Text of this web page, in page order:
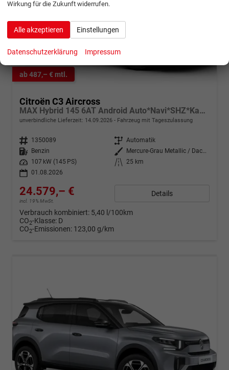
ab 487,– € mtl.
Citroën C3 Aircross
MAX Hybrid 145 6AT Android Auto*Navi*SHZ*Kamera*Totwinkel*Keyless*17"*Klimaauto
unverbindliche Lieferzeit: 14.09.2026 Fahrzeug mit Tageszulassung
Fahrzeugnr. 1350089 Getriebe Automatik
Kraftstoff
Benzin Außenfarbe
Mercure-Grau Metallic / Dach Schwarz
Leistung
107 kW (145 PS) Kilometerstand
25 km
01.08.2026
24.579,– €
incl. 19% MwSt.
Details
Verbrauch kombiniert: 5,40 l/100km
CO2-Klasse: D
CO2-Emissionen: 123,00 g/km
Wirkung für die Zukunft widerrufen.
Alle akzeptieren Einstellungen
Datenschutzerklärung Impressum